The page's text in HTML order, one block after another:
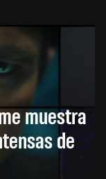
muestra
de